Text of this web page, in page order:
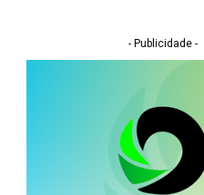
- Publicidade -